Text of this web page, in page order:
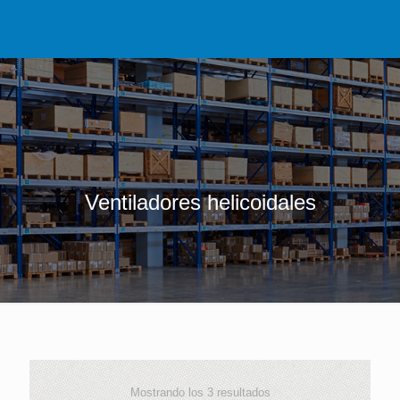
Ventiladores helicoidales
Mostrando los 3 resultados